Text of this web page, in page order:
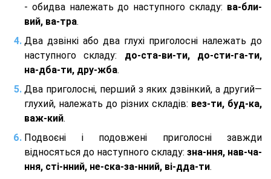
- обидва належать до наступного складу: ва-бли-
вий, ва-тра.
Два дзвінкі або два глухі приголосні належать до
наступного складу: до-ста-ви-ти, до-сти-га-ти,
на-дба-ти, дру-жба.
Два приголосні, перший з яких дзвінкий, а другий—
глухий, належать до різних складів: вез-ти, буд-ка,
важ-кий.
Подвоєні і подовжені приголосні завжди
відносяться до наступного складу: зна-ння, нав-ча-
ння, сті-нний, не-ска-за-нний, ві-дда-ти.